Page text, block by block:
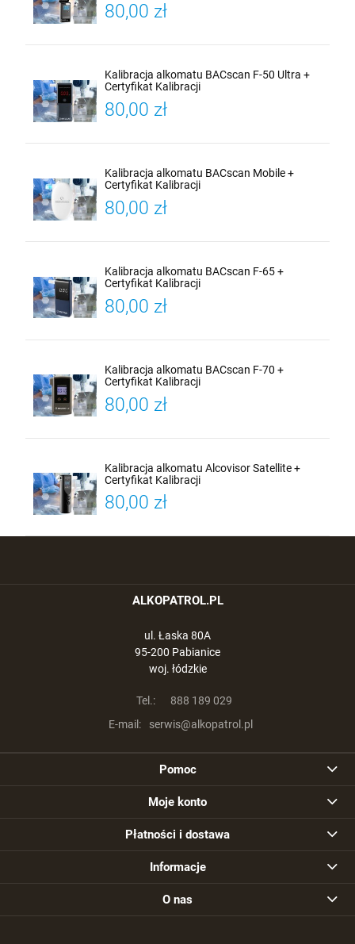
80,00 zł
Kalibracja alkomatu BACscan F-50 Ultra +
Certyfikat Kalibracji
80,00 zł
Kalibracja alkomatu BACscan Mobile +
Certyfikat Kalibracji
80,00 zł
Kalibracja alkomatu BACscan F-65 +
Certyfikat Kalibracji
80,00 zł
Kalibracja alkomatu BACscan F-70 +
Certyfikat Kalibracji
80,00 zł
Kalibracja alkomatu Alcovisor Satellite +
Certyfikat Kalibracji
80,00 zł
ALKOPATROL.PL
ul. Łaska 80A
95-200 Pabianice
woj. łódzkie
Tel.:
888 189 029
E-mail:
serwis@alkopatrol.pl
Pomoc
Moje konto
Płatności i dostawa
Informacje
O nas